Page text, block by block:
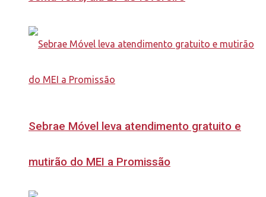
Sebrae Móvel leva atendimento gratuito e
mutirão do MEI a Promissão